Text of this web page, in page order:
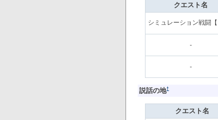
クエスト名
シミュレーション戦闘
-
-
説話の地†
クエスト名